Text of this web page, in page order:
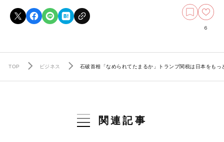
6
TOP ビジネス 石破首相「なめられてたまるか」トランプ関税は日本をも
関連記事